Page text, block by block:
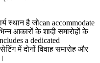
स्थान है जोcan accommodate
आकारों के शादी समारोहों के
a dedicated
में दोनों विवाह समारोह और